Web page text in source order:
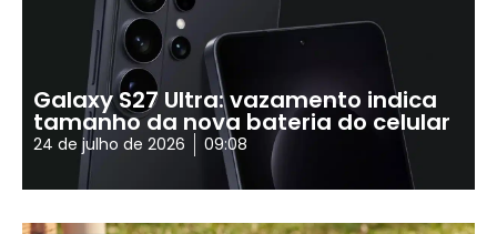
Galaxy S27 Ultra: vazamento indica
tamanho da nova bateria do celular
24 de julho de 2026 09:08